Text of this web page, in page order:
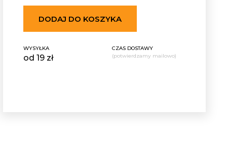
DODAJ DO KOSZYKA
WYSYŁKA
od 19 zł
CZAS DOSTAWY
(potwierdzamy mailowo)